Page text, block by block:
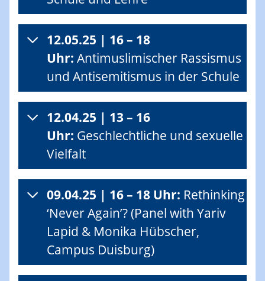
12.05.25 | 16 – 18
Uhr: Antimuslimischer Rassismus
und Antisemitismus in der Schule
12.04.25 | 13 – 16
Uhr: Geschlechtliche und sexuelle
Vielfalt
09.04.25 | 16 – 18 Uhr: Rethinking
‘Never Again’? (Panel with Yariv
Lapid & Monika Hübscher,
Campus Duisburg)